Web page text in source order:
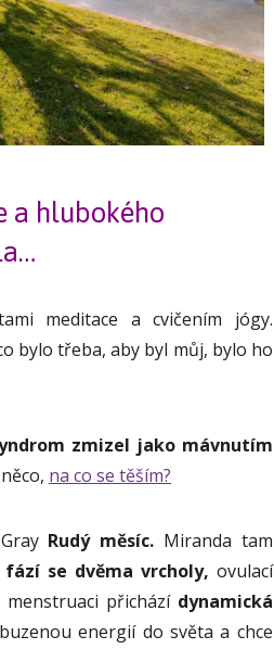
a hlubokého
meditace a cvičením jógy.
bylo třeba, aby byl můj, bylo ho
zmizel jako mávnutím
na co se těším?
Rudý měsíc. Miranda tam
se dvěma vrcholy, ovulací
přichází dynamická
energií do světa a chce